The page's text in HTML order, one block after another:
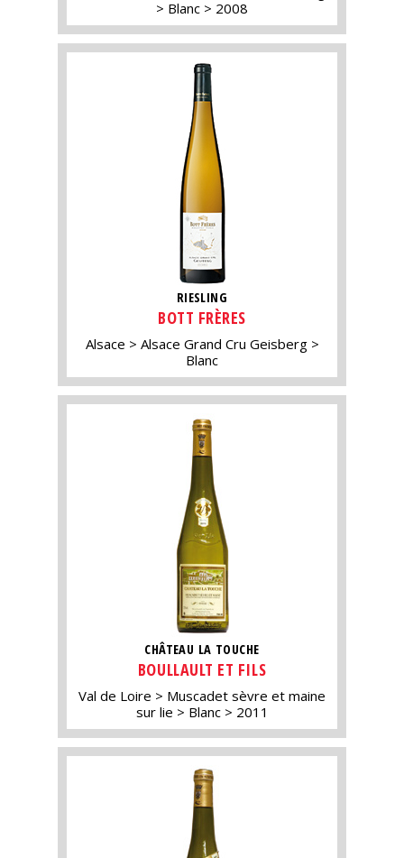
Blanc
2008
RIESLING
BOTT FRÈRES
Alsace
Alsace Grand Cru Geisberg
Blanc
CHÂTEAU LA TOUCHE
BOULLAULT ET FILS
Val de Loire
Muscadet sèvre et maine
sur lie
Blanc 2011